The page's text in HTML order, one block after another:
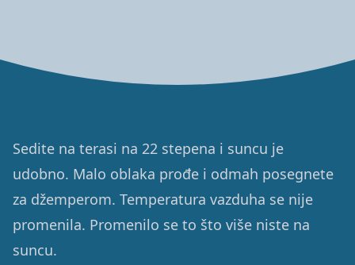
Sedite na terasi na 22 stepena i suncu je
udobno. Malo oblaka prođe i odmah posegnete
za džemperom. Temperatura vazduha se nije
promenila. Promenilo se to što više niste na
suncu.